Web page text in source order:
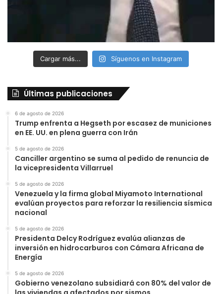
Cargar más... Síguenos en Instagram
Últimas publicaciones
6 de agosto de 2026
Trump enfrenta a Hegseth por escasez de municiones
en EE. UU. en plena guerra con Irán
5 de agosto de 2026
Canciller argentino se suma al pedido de renuncia de
la vicepresidenta Villarruel
5 de agosto de 2026
Venezuela y la firma global Miyamoto International
evalúan proyectos para reforzar la resiliencia sísmica
nacional
5 de agosto de 2026
Presidenta Delcy Rodríguez evalúa alianzas de
inversión en hidrocarburos con Cámara Africana de
Energía
5 de agosto de 2026
Gobierno venezolano subsidiará con 80% del valor de